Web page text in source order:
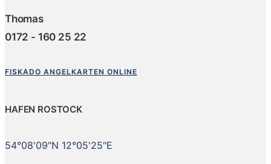
Thomas
0172 - 160 25 22
FISKADO ANGELKARTEN ONLINE
HAFEN ROSTOCK
54°08'09"N 12°05'25"E